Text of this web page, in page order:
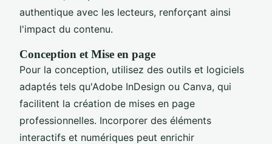
authentique avec les lecteurs, renforçant ainsi
l'impact du contenu.
Conception et Mise en page
Pour la conception, utilisez des outils et logiciels
adaptés tels qu'Adobe InDesign ou Canva, qui
facilitent la création de mises en page
professionnelles. Incorporer des éléments
interactifs et numériques peut enrichir